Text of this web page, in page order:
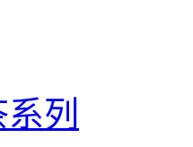
列